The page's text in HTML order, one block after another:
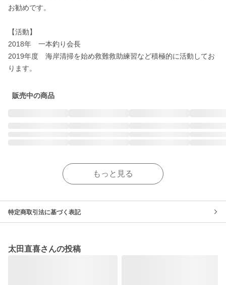
お勧めです。
【活動】
2018年　一本釣り会長
2019年度　海岸清掃を始め救難救助練習など積極的に活動してお
ります。
販売中の商品
もっと見る
特定商取引法に基づく表記
太田直喜さんの投稿